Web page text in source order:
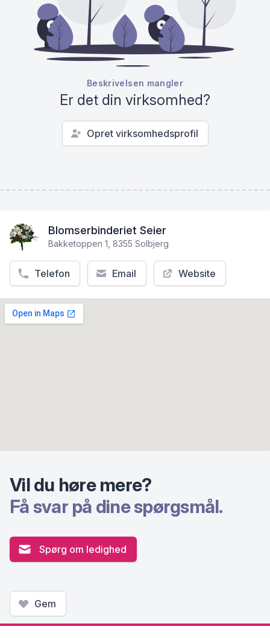
Beskrivelsen mangler
Er det din virksomhed?
Opret virksomhedsprofil
Blomserbinderiet Seier
Bakketoppen 1, 8355 Solbjerg
Telefon Email Website
Vil du høre mere?
Få svar på dine spørgsmål.
Spørg om ledighed
Gem